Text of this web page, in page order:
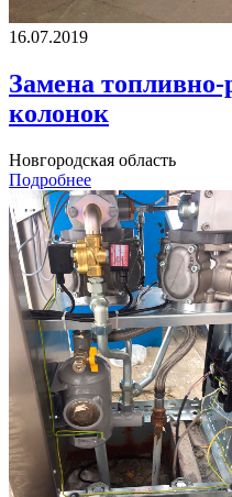
16.07.2019
Замена топливно-
колонок
Новгородская область
Подробнее